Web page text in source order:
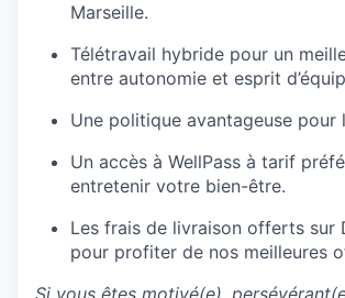
Marseille.
Télétravail hybride pour un
entre autonomie et esprit
Une politique avantageuse pour
Un accès à WellPass à tarif
entretenir votre bien-être.
Les frais de livraison offerts sur
pour profiter de nos meilleures